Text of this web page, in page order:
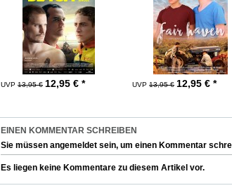
UVP 13,95 € 12,95 € * UVP 13,95 € 12,95 € *
EINEN KOMMENTAR SCHREIBEN
Sie müssen angemeldet sein, um einen Kommentar
Es liegen keine Kommentare zu diesem Artikel vor.